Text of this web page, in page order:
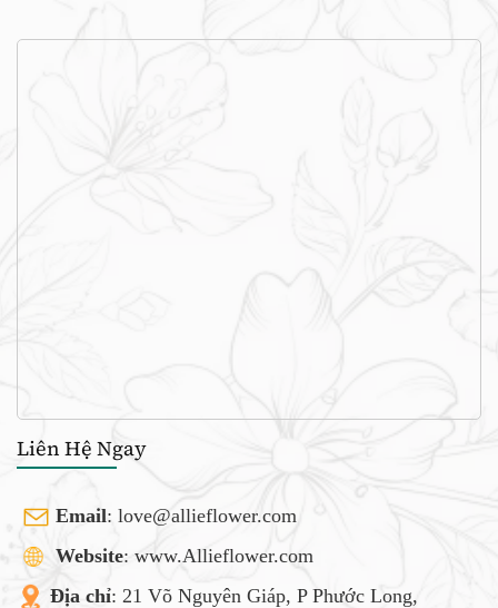
Liên Hệ Ngay
Email: love@allieflower.com
Website: www.Allieflower.com
Địa chỉ: 21 Võ Nguyên Giáp, P Phước Long,